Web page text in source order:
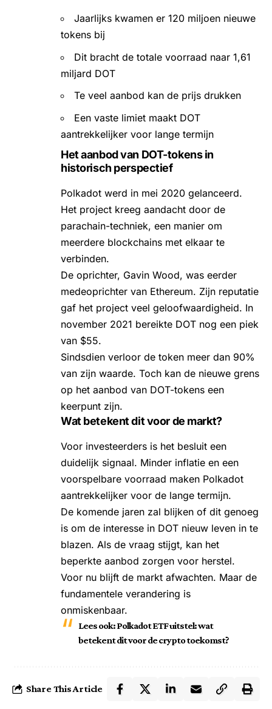
Jaarlijks kwamen er 120 miljoen nieuwe
tokens bij
Dit bracht de totale voorraad naar 1,61
miljard DOT
Te veel aanbod kan de prijs drukken
Een vaste limiet maakt DOT
aantrekkelijker voor lange termijn
Het aanbod van DOT-tokens in
historisch perspectief
Polkadot werd in mei 2020 gelanceerd.
Het project kreeg aandacht door de
parachain-techniek, een manier om
meerdere blockchains met elkaar te
verbinden.
De oprichter, Gavin Wood, was eerder
medeoprichter van Ethereum. Zijn reputatie
gaf het project veel geloofwaardigheid. In
november 2021 bereikte DOT nog een piek
van $55.
Sindsdien verloor de token meer dan 90%
van zijn waarde. Toch kan de nieuwe grens
op het aanbod van DOT-tokens een
keerpunt zijn.
Wat betekent dit voor de markt?
Voor investeerders is het besluit een
duidelijk signaal. Minder inflatie en een
voorspelbare voorraad maken Polkadot
aantrekkelijker voor de lange termijn.
De komende jaren zal blijken of dit genoeg
is om de interesse in DOT nieuw leven in te
blazen. Als de vraag stijgt, kan het
beperkte aanbod zorgen voor herstel.
Voor nu blijft de markt afwachten. Maar de
fundamentele verandering is
onmiskenbaar.
Lees ook:Polkadot ETF uitstel: wat
betekent dit voor de crypto toekomst?
Share This Article